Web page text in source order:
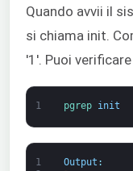
Quando avvii il
si chiama init.
'1'. Puoi
1 pgrep init
1
Output :